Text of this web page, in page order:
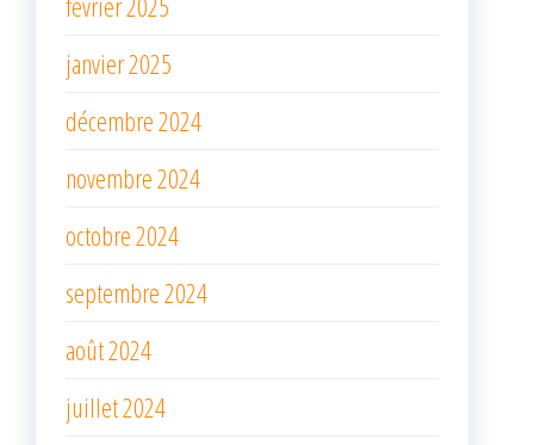
janvier 2025
décembre 2024
novembre 2024
octobre 2024
septembre 2024
août 2024
juillet 2024